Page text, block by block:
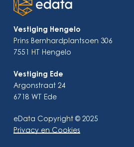
naar
versterken
Woo-
keten
Vestiging Hengelo
Prins Bernhardplantsoen 306
7551 HT Hengelo
Vestiging Ede
Argonstraat 24
6718 WT Ede
eData Copyright © 2025
Privacy en Cookies